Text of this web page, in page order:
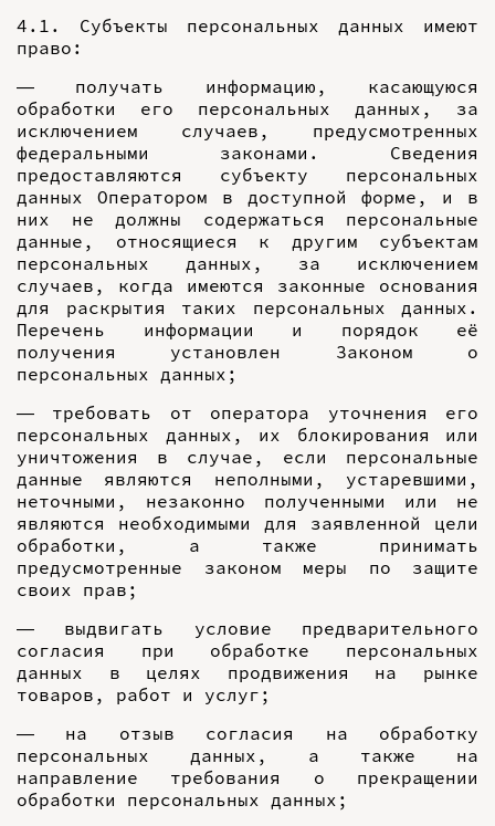
4.1. Субъекты персональных данных имеют
право:
— получать информацию, касающуюся
обработки его персональных данных, за
исключением случаев, предусмотренных
федеральными законами. Сведения
предоставляются субъекту персональных
данных Оператором в доступной форме, и в
них не должны содержаться персональные
данные, относящиеся к другим субъектам
персональных данных, за исключением
случаев, когда имеются законные основания
для раскрытия таких персональных данных.
Перечень информации и порядок её
получения установлен Законом о
персональных данных;
— требовать от оператора уточнения его
персональных данных, их блокирования или
уничтожения в случае, если персональные
данные являются неполными, устаревшими,
неточными, незаконно полученными или не
являются необходимыми для заявленной цели
обработки, а также принимать
предусмотренные законом меры по защите
своих прав;
— выдвигать условие предварительного
согласия при обработке персональных
данных в целях продвижения на рынке
товаров, работ и услуг;
— на отзыв согласия на обработку
персональных данных, а также на
направление требования о прекращении
обработки персональных данных;